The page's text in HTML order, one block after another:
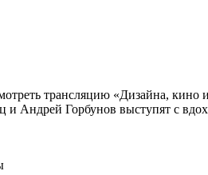
трансляцию «Дизайна,
Горбунов выступят с